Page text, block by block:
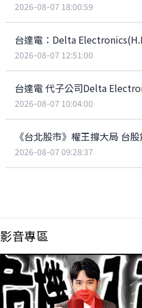
2026-08-07 18:00:59
台達電：Delta
2026-08-07 12:51:00
台達電 代子公司Delta
2026-08-07 10:04:00
《台北股市》權王撐大局 台
2026-08-07 09:28:37
影音專區